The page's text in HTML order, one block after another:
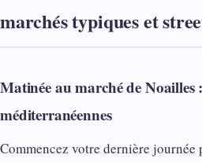
marchés typiques et
Matinée au marché de Noailles
méditerranéennes
Commencez votre dernière journée